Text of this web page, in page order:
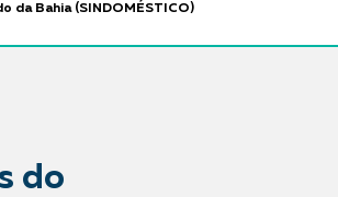
da Bahia (SINDOMÉSTICO)
do